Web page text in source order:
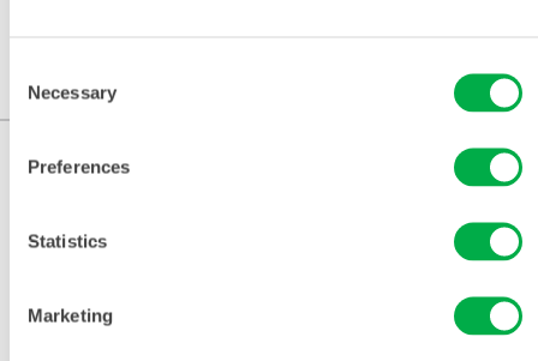
Selection
Necessary
Preferences
Statistics
Marketing